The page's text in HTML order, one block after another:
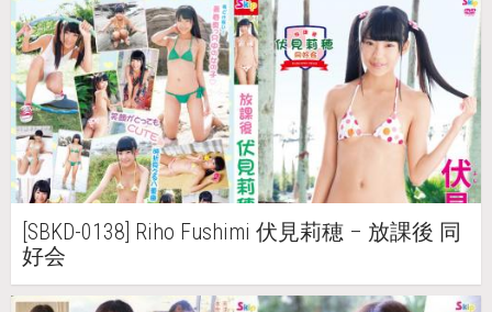
[SBKD-0138] Riho Fushimi 伏見莉穂 – 放課後 同
好会